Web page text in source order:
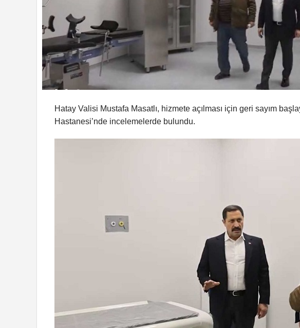
Hatay Valisi Mustafa Masatlı, hizmete açılması için geri sayım
Hastanesi’nde incelemelerde bulundu.